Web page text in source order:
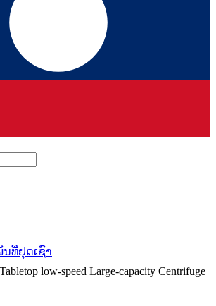
ທີ່ຢຸດເຊົາ
low-speed Large-capacity Centrifuge